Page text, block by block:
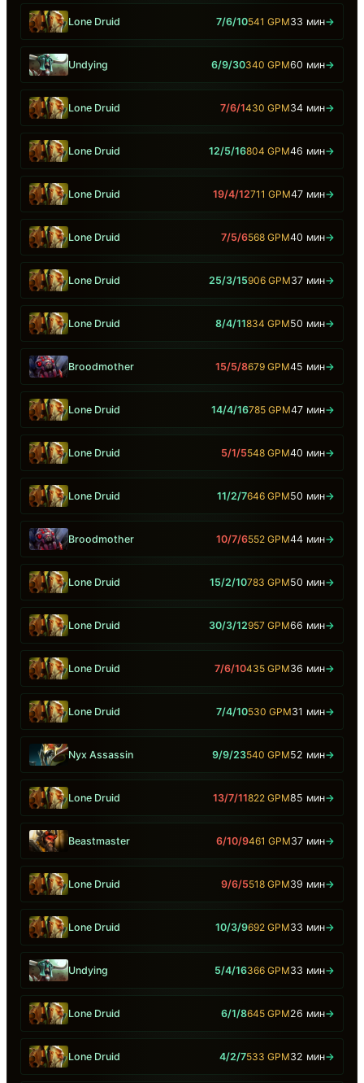
Lone Druid 7/6/10541 GPM33 мин→
Undying 6/9/30340 GPM60 мин→
Lone Druid 7/6/1430 GPM34 мин→
Lone Druid 12/5/16804 GPM46 мин→
Lone Druid 19/4/12711 GPM47 мин→
Lone Druid 7/5/6568 GPM40 мин→
Lone Druid 25/3/15906 GPM37 мин→
Lone Druid 8/4/11834 GPM50 мин→
Broodmother 15/5/8679 GPM45 мин→
Lone Druid 14/4/16785 GPM47 мин→
Lone Druid 5/1/5548 GPM40 мин→
Lone Druid 11/2/7646 GPM50 мин→
Broodmother 10/7/6552 GPM44 мин→
Lone Druid 15/2/10783 GPM50 мин→
Lone Druid 30/3/12957 GPM66 мин→
Lone Druid 7/6/10435 GPM36 мин→
Lone Druid 7/4/10530 GPM31 мин→
Nyx Assassin 9/9/23540 GPM52 мин→
Lone Druid 13/7/11822 GPM85 мин→
Beastmaster 6/10/9461 GPM37 мин→
Lone Druid 9/6/5518 GPM39 мин→
Lone Druid 10/3/9692 GPM33 мин→
Undying 5/4/16366 GPM33 мин→
Lone Druid 6/1/8645 GPM26 мин→
Lone Druid 4/2/7533 GPM32 мин→